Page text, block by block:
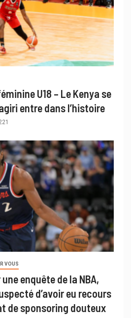
U18 – Le Kenya se
entre dans l’histoire
VOUS
enquête de la NBA,
d’avoir eu recours
de sponsoring douteux